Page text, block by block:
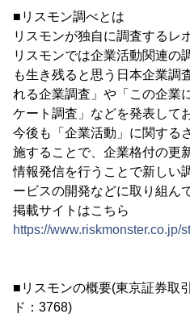
■リスモン調べとは
リスモンが独自に調査するレ
リスモンでは企業活動関連の
も生き残ると思う日本企業調
れる企業調査」や「この企業
ケート調査」などを発表して
今後も「企業活動」に関する
施することで、企業格付の更
情報発信を行うことで新しい
ービスの開発などに取り組ん
掲載サイトはこちら
https://www.riskmonster.co.jp/
■リスモンの概要(東京証券
ド：3768)